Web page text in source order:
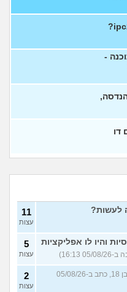
עצות
9
עצות
1
עצות
3
עצות
כדאי ללמוד הנהלת חשבונות בipc?
-
דו
לעשות? 11
עצות
והיו לו אפליקציות
5
עצות
(בן אדם, בן 18, כתב ב-05/08/26
2
עצות